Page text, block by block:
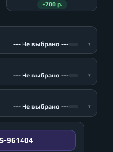
+700 р.
--- Не выбрано --- ▾
--- Не выбрано --- ▾
--- Не выбрано --- ▾
961404